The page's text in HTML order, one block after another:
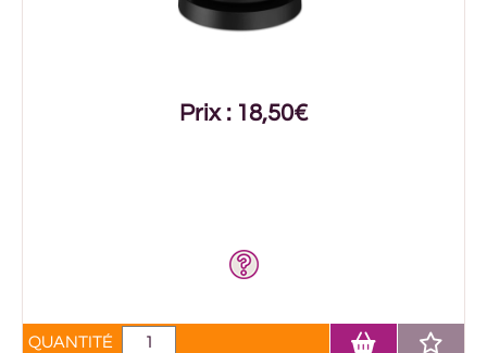
Prix : 18,50€
QUANTITÉ